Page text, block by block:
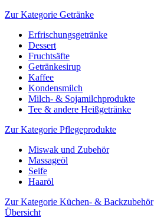
Zur Kategorie Getränke
Erfrischungsgetränke
Dessert
Fruchtsäfte
Getränkesirup
Kaffee
Kondensmilch
Milch- & Sojamilchprodukte
Tee & andere Heißgetränke
Zur Kategorie Pflegeprodukte
Miswak und Zubehör
Massageöl
Seife
Haaröl
Zur Kategorie Küchen- & Backzubehör
Übersicht